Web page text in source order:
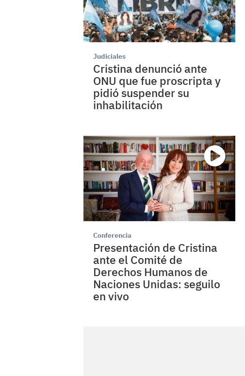
Judiciales
Cristina denunció ante
ONU que fue proscripta y
pidió suspender su
inhabilitación
Conferencia
Presentación de Cristina
ante el Comité de
Derechos Humanos de
Naciones Unidas: seguilo
en vivo